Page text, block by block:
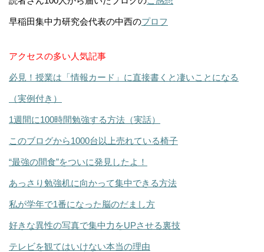
早稲田集中力研究会代表の中西のプロフ
アクセスの多い人気記事
必見！授業は「情報カード」に直接書くと凄いことになる
（実例付き）
1週間に100時間勉強する方法（実話）
このブログから1000台以上売れている椅子
“最強の間食”をついに発見したよ！
あっさり勉強机に向かって集中できる方法
私が学年で1番になった脳のだまし方
好きな異性の写真で集中力をUPさせる裏技
テレビを観てはいけない本当の理由